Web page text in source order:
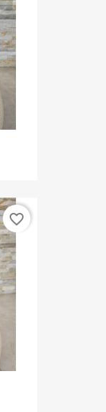
favorite_border